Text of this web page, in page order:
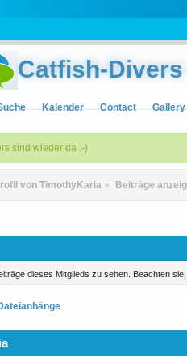
Catfish-Divers
Kalender Contact Gallery
sind wieder da :-)
von TimothyKaria » Beiträge
dieses Mitglieds zu sehen. Beachten